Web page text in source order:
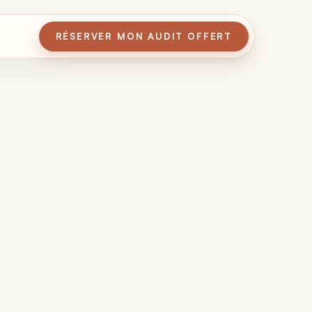
RÉSERVER MON AUDIT OFFERT